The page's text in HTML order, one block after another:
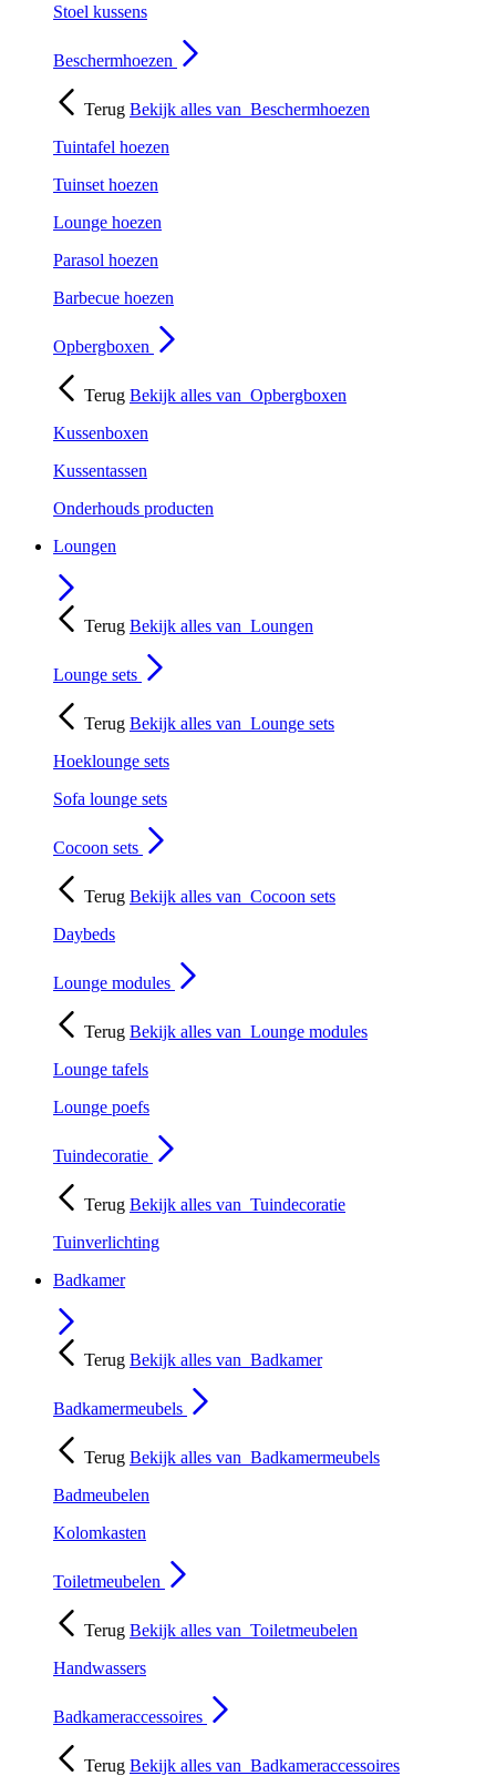
Stoel kussens
Beschermhoezen
Terug Bekijk alles van Beschermhoezen
Tuintafel hoezen
Tuinset hoezen
Lounge hoezen
Parasol hoezen
Barbecue hoezen
Opbergboxen
Terug Bekijk alles van Opbergboxen
Kussenboxen
Kussentassen
Onderhouds producten
Loungen
Terug Bekijk alles van Loungen
Lounge sets
Terug Bekijk alles van Lounge sets
Hoeklounge sets
Sofa lounge sets
Cocoon sets
Terug Bekijk alles van Cocoon sets
Daybeds
Lounge modules
Terug Bekijk alles van Lounge modules
Lounge tafels
Lounge poefs
Tuindecoratie
Terug Bekijk alles van Tuindecoratie
Tuinverlichting
Badkamer
Terug Bekijk alles van Badkamer
Badkamermeubels
Terug Bekijk alles van Badkamermeubels
Badmeubelen
Kolomkasten
Toiletmeubelen
Terug Bekijk alles van Toiletmeubelen
Handwassers
Badkameraccessoires
Terug Bekijk alles van Badkameraccessoires